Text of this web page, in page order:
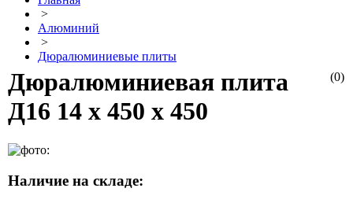
>
Алюминий
>
Дюралюминиевые плиты
(0)
Дюралюминиевая плита
Д16 14 х 450 х 450
Наличие на складе: